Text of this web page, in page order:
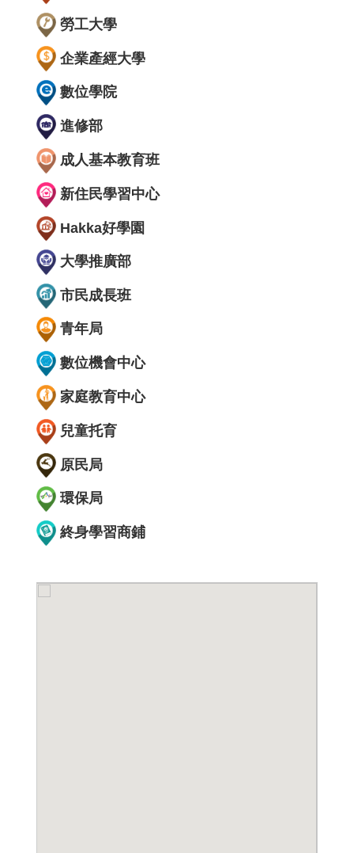
勞工大學
企業產經大學
數位學院
進修部
成人基本教育班
新住民學習中心
Hakka好學園
大學推廣部
市民成長班
青年局
數位機會中心
家庭教育中心
兒童托育
原民局
環保局
終身學習商鋪